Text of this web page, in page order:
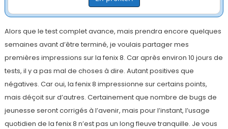
Alors que le test complet avance, mais prendra encore quelques
semaines avant d’être terminé, je voulais partager mes
premières impressions sur la fenix 8. Car après environ 10 jours de
tests, il y a pas mal de choses à dire. Autant positives que
négatives. Car oui, la fenix 8 impressionne sur certains points,
mais déçoit sur d’autres. Certainement que nombre de bugs de
jeunesse seront corrigés à l’avenir, mais pour l’instant, l’usage
quotidien de la fenix 8 n’est pas un long fleuve tranquille. Je vous